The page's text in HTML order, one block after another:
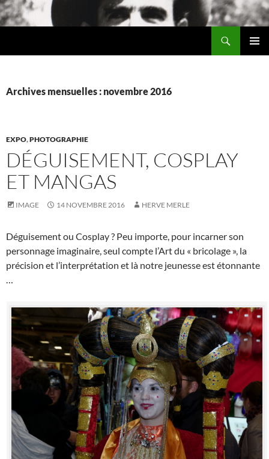
Aller
au
Archives mensuelles : novembre 2016
EXPO,PHOTOGRAPHIE
DÉGUISEMENT, COSPLAY
ET MANGAS
IMAGE 14 NOVEMBRE 2016 HERVE MERLE
Déguisement ou Cosplay ? Peu importe, pour incarner son
personnage imaginaire, seul compte l’Art du « bricolage », la
précision et l’interprétation et là notre jeunesse est étonnante